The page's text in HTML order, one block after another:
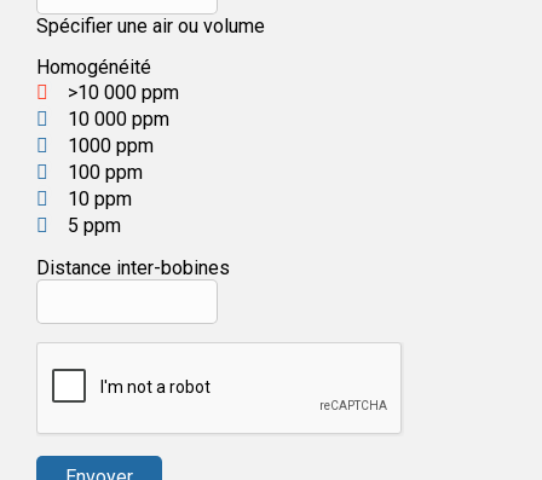
Spécifier une air ou volume
Homogénéité
>10 000 ppm
10 000 ppm
1000 ppm
100 ppm
10 ppm
5 ppm
Distance inter-bobines